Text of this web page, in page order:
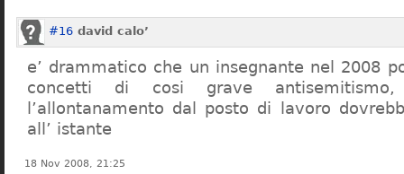
#16 david calo’
e’ drammatico che un insegnante nel 2008
concetti di cosi grave
l’allontanamento dal posto di lavoro
all’ istante
18 Nov 2008, 21:25